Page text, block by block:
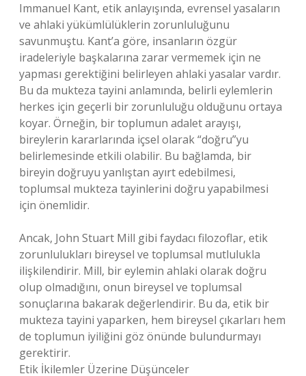
Immanuel Kant, etik anlayışında, evrensel yasaların
ve ahlaki yükümlülüklerin zorunluluğunu
savunmuştu. Kant’a göre, insanların özgür
iradeleriyle başkalarına zarar vermemek için ne
yapması gerektiğini belirleyen ahlaki yasalar vardır.
Bu da mukteza tayini anlamında, belirli eylemlerin
herkes için geçerli bir zorunluluğu olduğunu ortaya
koyar. Örneğin, bir toplumun adalet arayışı,
bireylerin kararlarında içsel olarak “doğru”yu
belirlemesinde etkili olabilir. Bu bağlamda, bir
bireyin doğruyu yanlıştan ayırt edebilmesi,
toplumsal mukteza tayinlerini doğru yapabilmesi
için önemlidir.
Ancak, John Stuart Mill gibi faydacı filozoflar, etik
zorunlulukları bireysel ve toplumsal mutlulukla
ilişkilendirir. Mill, bir eylemin ahlaki olarak doğru
olup olmadığını, onun bireysel ve toplumsal
sonuçlarına bakarak değerlendirir. Bu da, etik bir
mukteza tayini yaparken, hem bireysel çıkarları hem
de toplumun iyiliğini göz önünde bulundurmayı
gerektirir.
Etik İkilemler Üzerine Düşünceler